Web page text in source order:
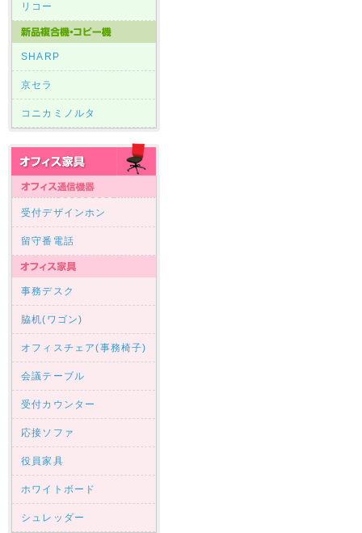
リコー
SHARP
京セラ
コニカミノルタ
受付デザインホン
留守番電話
事務デスク
脇机(ワゴン)
オフィスチェア(事務椅子)
会議テーブル
受付カウンター
応接ソファ
役員家具
ホワイトボード
シュレッダー